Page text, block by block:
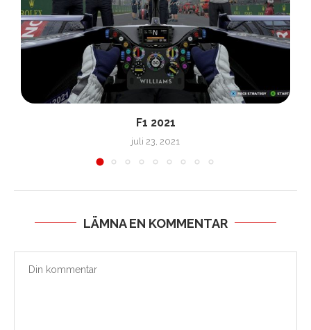
F1 2021
juli 23, 2021
LÄMNA EN KOMMENTAR